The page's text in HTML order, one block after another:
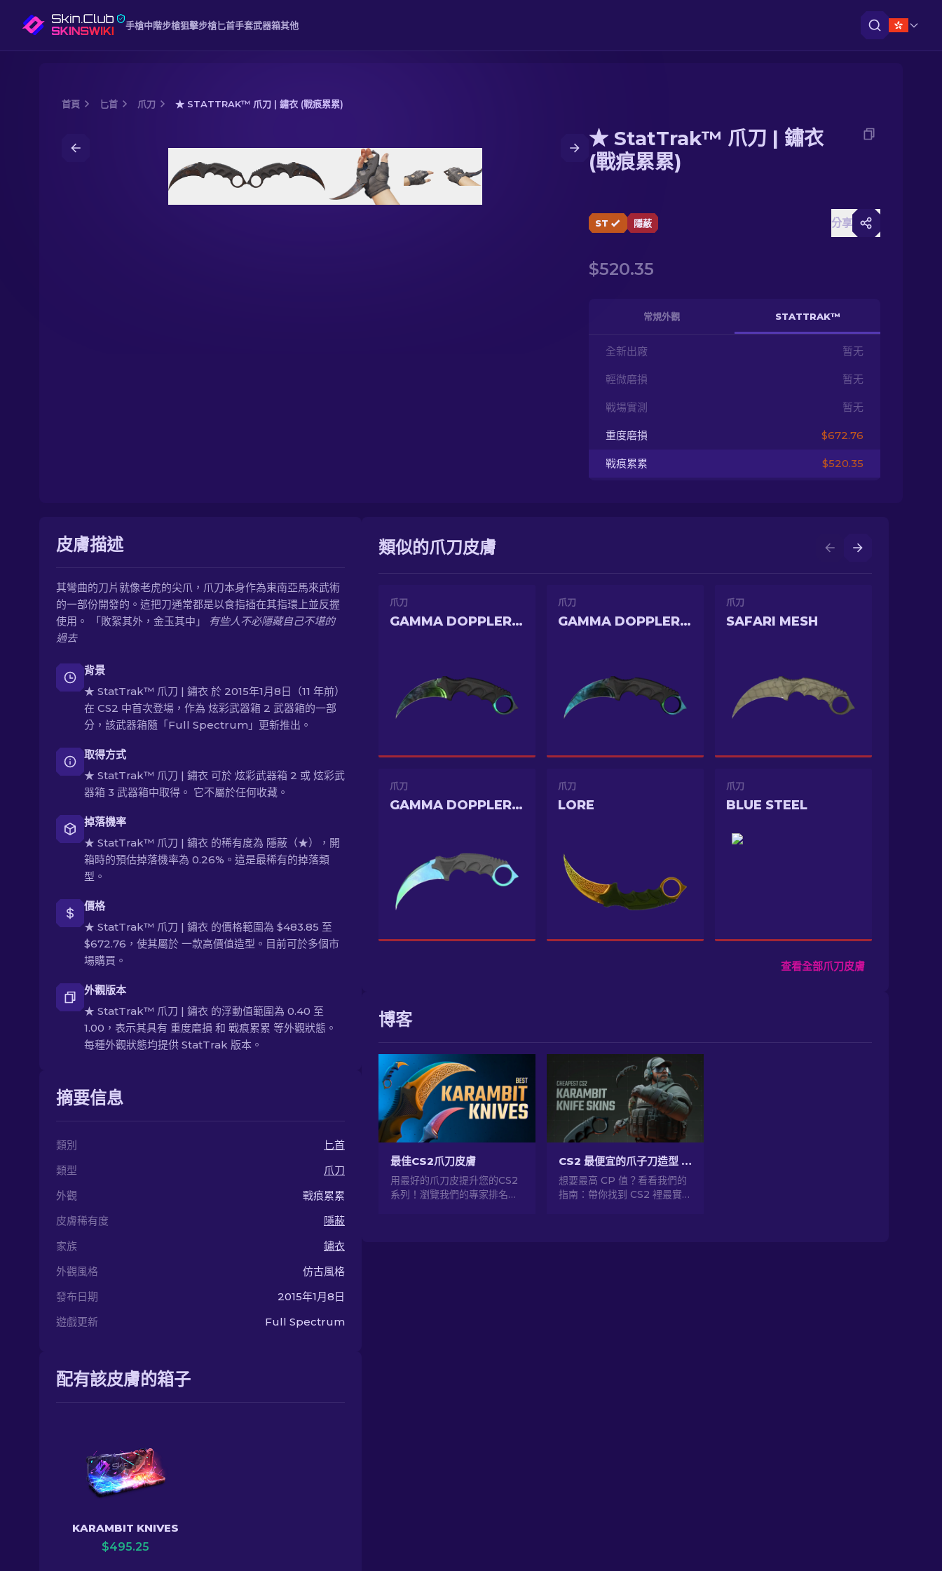
手槍中階步槍狙擊步槍 匕首手套武器箱其他
首頁 匕首 爪刀 ★ STATTRAK™ 爪刀 | 鏽衣 (戰痕累累)
★ StatTrak™ 爪刀 | 鏽衣
(戰痕累累)
ST 隱蔽 分享
$520.35
常規外觀 STATTRAK™
全新出廠 暂无
輕微磨損 暂无
戰場實測 暂无
重度磨損 $672.76
戰痕累累 $520.35
皮膚描述
其彎曲的刀片就像老虎的尖爪，爪刀本身作為東南亞馬來武術
的一部份開發的。這把刀通常都是以食指插在其指環上並反握
使用。 「敗絮其外，金玉其中」
有些人不必隱藏自己不堪的
過去
背景
★ StatTrak™ 爪刀 | 鏽衣 於 2015年1月8日（11 年前）
在 CS2 中首次登場，作為 炫彩武器箱 2 武器箱的一部
分，該武器箱隨「Full Spectrum」更新推出。
取得方式
★ StatTrak™ 爪刀 | 鏽衣 可於 炫彩武器箱 2 或 炫彩武
器箱 3 武器箱中取得。 它不屬於任何收藏。
掉落機率
★ StatTrak™ 爪刀 | 鏽衣 的稀有度為 隱蔽（★），開
箱時的預估掉落機率為 0.26%。這是最稀有的掉落類
型。
價格
★ StatTrak™ 爪刀 | 鏽衣 的價格範圍為 $483.85 至
$672.76，使其屬於 一款高價值造型。目前可於多個市
場購買。
外觀版本
★ StatTrak™ 爪刀 | 鏽衣 的浮動值範圍為 0.40 至
1.00，表示其具有 重度磨損 和 戰痕累累 等外觀狀態。
每種外觀狀態均提供 StatTrak 版本。
摘要信息
類別
匕首
類型
爪刀
外觀
戰痕累累
皮膚稀有度
隱蔽
家族
鏽衣
外觀風格
仿古風格
發布日期
2015年1月8日
遊戲更新
Full Spectrum
配有該皮膚的箱子
KARAMBIT KNIVES
$495.25
類似的爪刀皮膚
爪刀
GAMMA DOPPLER PHASE 4
爪刀
GAMMA DOPPLER PHASE 3
爪刀
SAFARI MESH
爪刀
GAMMA DOPPLER PHASE 1
爪刀
LORE
爪刀
BLUE STEEL
查看全部爪刀皮膚
博客
最佳CS2爪刀皮膚
用最好的爪刀皮提升您的CS2
系列！瀏覽我們的專家排名，
CS2 最便宜的爪子刀造型 [2026]
想要最高 CP 值？看看我們的
指南：帶你找到 CS2 裡最實